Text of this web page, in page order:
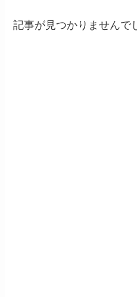
記事が見つかりませんで